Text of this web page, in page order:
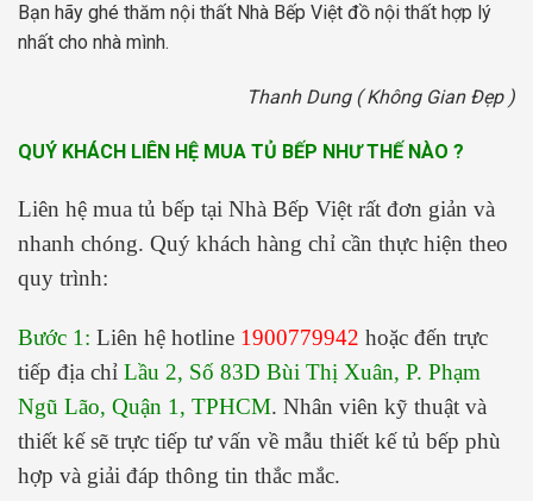
Bạn hãy ghé thăm nội thất Nhà Bếp Việt đồ nội thất hợp lý
nhất cho nhà mình.
Thanh Dung ( Không Gian Đẹp )
QUÝ KHÁCH LIÊN HỆ MUA TỦ BẾP NHƯ THẾ NÀO ?
Liên hệ mua tủ bếp tại Nhà Bếp Việt rất đơn giản và
nhanh chóng. Quý khách hàng chỉ cần thực hiện theo
quy trình:
Bước 1: Liên hệ hotline 1900779942 hoặc đến trực
tiếp địa chỉ Lầu 2, Số 83D Bùi Thị Xuân, P. Phạm
Ngũ Lão, Quận 1, TPHCM. Nhân viên kỹ thuật và
thiết kế sẽ trực tiếp tư vấn về mẫu thiết kế tủ bếp phù
hợp và giải đáp thông tin thắc mắc.